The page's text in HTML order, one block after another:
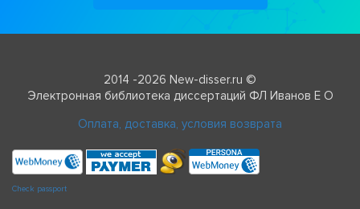
2014 -2026 New-disser.ru ©
Электронная библиотека диссертаций ФЛ Иванов Е О
Оплата, доставка, условия возврата
Check passport